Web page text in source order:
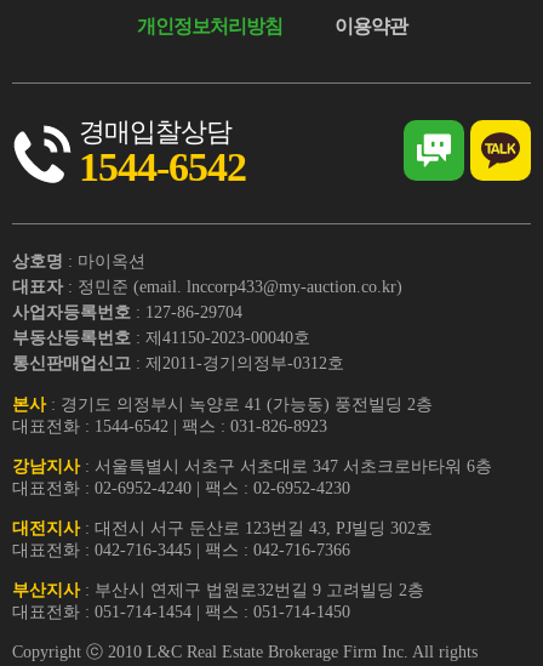
개인정보처리방침 이용약관
경매입찰상담
1544-6542
상호명 : 마이옥션
대표자 : 정민준 (email. lnccorp433@my-auction.co.kr)
사업자등록번호 : 127-86-29704
부동산등록번호 : 제41150-2023-00040호
통신판매업신고 : 제2011-경기의정부-0312호
본사: 경기도 의정부시 녹양로 41 (가능동) 풍전빌딩 2층
대표전화 : 1544-6542 | 팩스 : 031-826-8923
강남지사: 서울특별시 서초구 서초대로 347 서초크로바타워 6층
대표전화 : 02-6952-4240 | 팩스 : 02-6952-4230
대전지사: 대전시 서구 둔산로 123번길 43, PJ빌딩 302호
대표전화 : 042-716-3445 | 팩스 : 042-716-7366
부산지사: 부산시 연제구 법원로32번길 9 고려빌딩 2층
대표전화 : 051-714-1454 | 팩스 : 051-714-1450
Copyright ⓒ 2010 L&C Real Estate Brokerage Firm Inc. All rights